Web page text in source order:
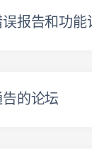
报告和功能
的论坛